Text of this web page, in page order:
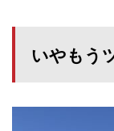
いやもう